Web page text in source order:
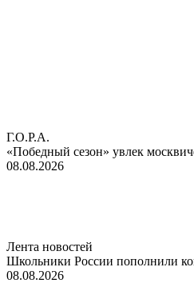
Г.О.Р.А.
«Победный сезон» увлек
08.08.2026
Лента новостей
Школьники России пополнили
08.08.2026